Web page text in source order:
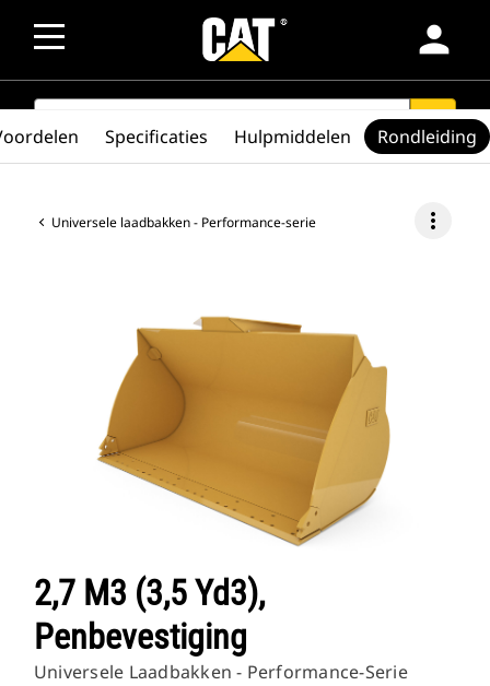
person
SEARCH search
Universele laadbakken - Performance-serie more_vert
2,7 M3 (3,5 Yd3),
Penbevestiging
Universele Laadbakken - Performance-Serie
Specificaties Hulpmiddelen Rondleiding